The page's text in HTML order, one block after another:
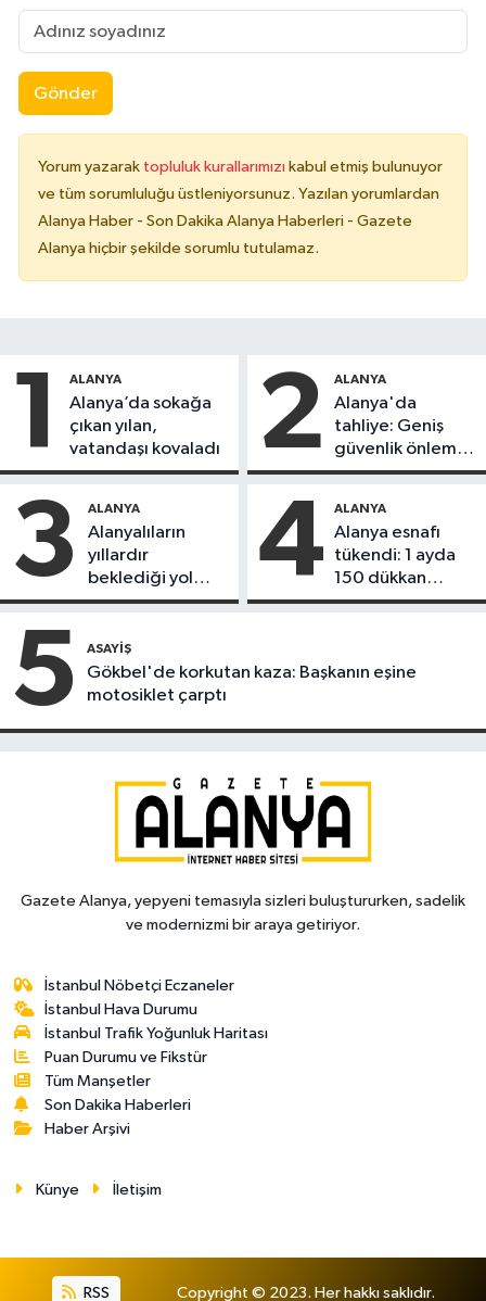
Gönder
Yorum yazarak topluluk kurallarımızı kabul etmiş bulunuyor
ve tüm sorumluluğu üstleniyorsunuz. Yazılan yorumlardan
Alanya Haber - Son Dakika Alanya Haberleri - Gazete
Alanya hiçbir şekilde sorumlu tutulamaz.
1 ALANYA
Alanya’da sokağa
çıkan yılan,
vatandaşı kovaladı
2 ALANYA
Alanya'da
tahliye: Geniş
güvenlik önlemi
alındı
3 ALANYA
Alanyalıların
yıllardır
beklediği yol
askıdan döndü
4 ALANYA
Alanya esnafı
tükendi: 1 ayda
150 dükkan
kapandı
5 ASAYIŞ
Gökbel'de korkutan kaza: Başkanın eşine
motosiklet çarptı
Gazete Alanya, yepyeni temasıyla sizleri buluştururken, sadelik
ve modernizmi bir araya getiriyor.
İstanbul Nöbetçi Eczaneler
İstanbul Hava Durumu
İstanbul Trafik Yoğunluk Haritası
Puan Durumu ve Fikstür
Tüm Manşetler
Son Dakika Haberleri
Haber Arşivi
Künye İletişim
RSS Copyright © 2023. Her hakkı saklıdır.